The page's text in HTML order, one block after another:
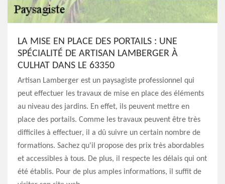
LA MISE EN PLACE DES PORTAILS : UNE
SPÉCIALITÉ DE ARTISAN LAMBERGER À
CULHAT DANS LE 63350
Artisan Lamberger est un paysagiste professionnel qui
peut effectuer les travaux de mise en place des éléments
au niveau des jardins. En effet, ils peuvent mettre en
place des portails. Comme les travaux peuvent être très
difficiles à effectuer, il a dû suivre un certain nombre de
formations. Sachez qu'il propose des prix très abordables
et accessibles à tous. De plus, il respecte les délais qui ont
été établis. Pour de plus amples informations, il suffit de